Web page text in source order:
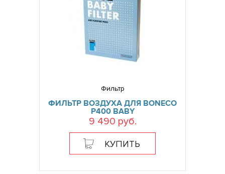
Фильтр
ФИЛЬТР ВОЗДУХА ДЛЯ BONECO
P400 BABY
9 490 руб.
КУПИТЬ